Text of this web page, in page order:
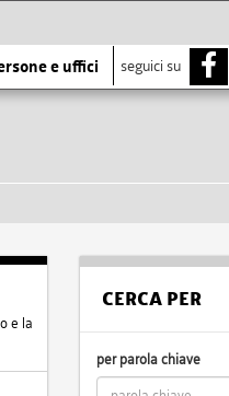
e uffici seguici su
e la
CERCA PER
per parola chiave